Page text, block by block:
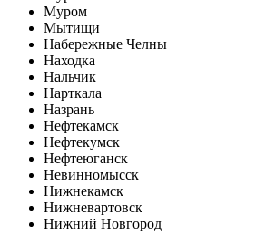
Муром
Мытищи
Набережные Челны
Находка
Нальчик
Нарткала
Назрань
Нефтекамск
Нефтекумск
Нефтеюганск
Невинномысск
Нижнекамск
Нижневартовск
Нижний Новгород